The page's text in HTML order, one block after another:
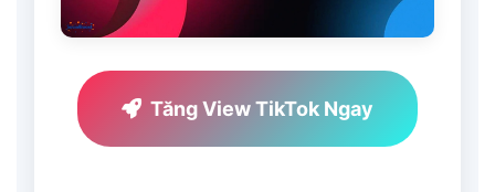
Tăng View TikTok Ngay